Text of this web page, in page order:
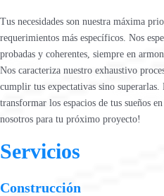
Tus necesidades son nuestra máxima
requerimientos más específicos. Nos
probadas y coherentes, siempre en
Nos caracteriza nuestro exhaustivo
cumplir tus expectativas sino
transformar los espacios de tus sueños
nosotros para tu próximo proyecto!
Servicios
Construcción